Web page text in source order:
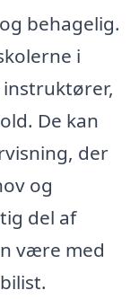
behagelig.
i
De kan
der
og
del af
være med